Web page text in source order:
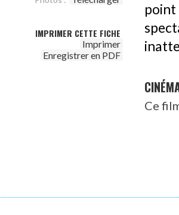
IMPRIMER CETTE FICHE
Imprimer
Enregistrer en PDF
Ce